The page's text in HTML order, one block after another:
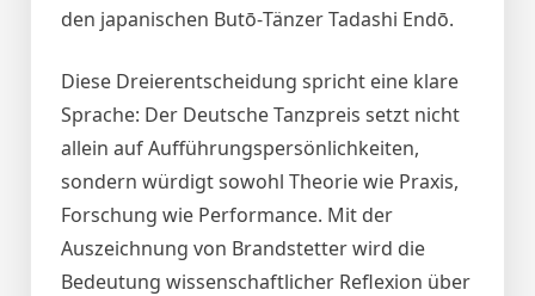
den japanischen Butō‑Tänzer Tadashi Endō.
Diese Dreierentscheidung spricht eine klare
Sprache: Der Deutsche Tanzpreis setzt nicht
allein auf Aufführungspersönlichkeiten,
sondern würdigt sowohl Theorie wie Praxis,
Forschung wie Performance. Mit der
Auszeichnung von Brandstetter wird die
Bedeutung wissenschaftlicher Reflexion über